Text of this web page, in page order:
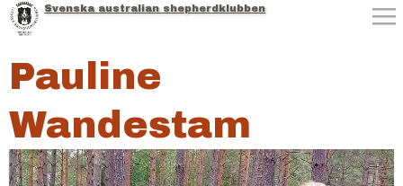
Jump to navigation
Svenska australian shepherdklubben
Pauline
Wandestam